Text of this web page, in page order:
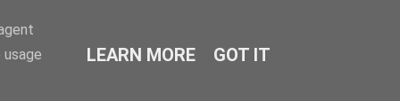
LEARN MORE GOT IT